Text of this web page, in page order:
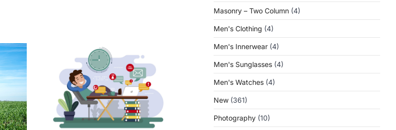
Masonry – Two Column (4)
Men's Clothing (4)
Men's Innerwear (4)
Men's Sunglasses (4)
Men's Watches (4)
New (361)
Photography (10)